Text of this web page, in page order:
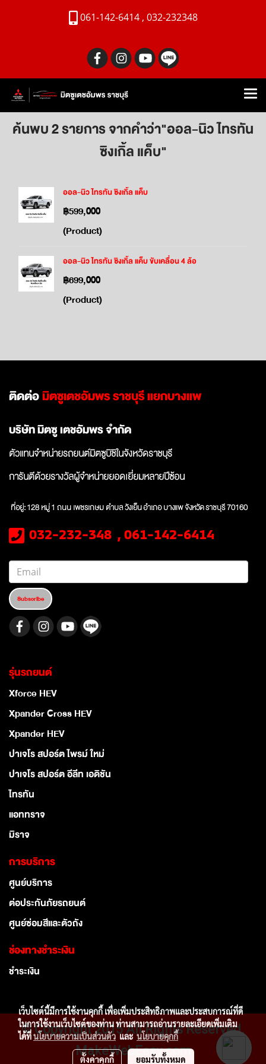
061-142-6414 , 032-232348
ค้นพบ 2 รายการ จากคำว่า"ออล-นิว ไทรทัน
ซิงเกิ้ล แค็บ"
ออล-นิว ไทรทัน ซิงเกิ้ล แค็บ
฿599,000
(Product)
ออล-นิว ไทรทัน ซิงเกิ้ล แค็บ ขับเคลื่อน 4 ล้อ
฿699,000
(Product)
ติดต่อมิตซูเตชอัมพร ราชบุรี แยกบางแพ
บริษัท มิตซู เตชอัมพร จำกัด
ตัวแทนจำหน่ายรถยนต์มิตซูบิชิในจังหวัดราชบุรี
การันตีด้วยรางวัลผู้จำหน่ายยอดเยี่ยมหลายปีซ้อน
ที่อยู่: 128 หมู่1 ถนน เพชรเกษม ตำบล วังเย็นอำเภอ บางแพ จังหวัดราชบุรี 70160
032-232-348 , 061-142-6414
Subscribe
รุ่นรถยนต์
Xforce HEV
Xpander Cross HEV
Xpander HEV
ปาเจโร สปอร์ต ไพรม์ ใหม่
ปาเจโร สปอร์ต อีลีท เอดิชัน
ไทรทัน
แอททราจ
มิราจ
การบริการ
ศูนย์บริการ
ต่อประกันภัยรถยนต์
ศูนย์ซ่อมสีและตัวถัง
ช่องทางชำระเงิน
ชำระเงิน
© Copyright 2015 All Rights Reserved.
MakeWebEasy.com
เว็บไซต์นี้มีการใช้งานคุกกี้ เพื่อเพิ่มประสิทธิภาพและประสบการณ์ที่ดี
ในการใช้งานเว็บไซต์ของท่าน ท่านสามารถอ่านรายละเอียดเพิ่มเติม
ได้ที่นโยบายความเป็นส่วนตัวและนโยบายคุกกี้
ตั้งค่าคุกกี้ ยอมรับทั้งหมด